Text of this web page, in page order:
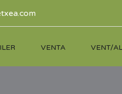
VENTA VENT/